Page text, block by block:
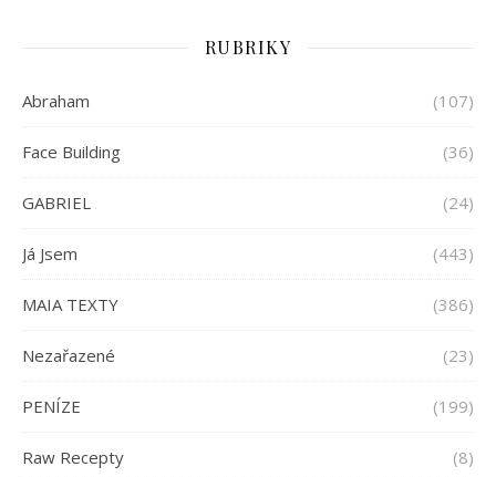
RUBRIKY
Abraham (107)
Face Building (36)
GABRIEL (24)
Já Jsem (443)
MAIA TEXTY (386)
Nezařazené (23)
PENÍZE (199)
Raw Recepty (8)